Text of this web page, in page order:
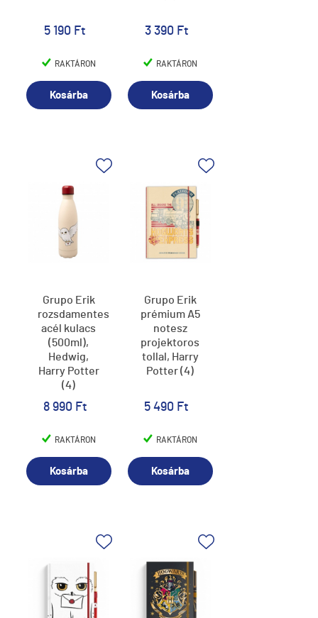
5 190 Ft
RAKTÁRON
Kosárba
3 390 Ft
RAKTÁRON
Kosárba
Grupo Erik
rozsdamentes
acél kulacs
(500ml),
Hedwig,
Harry Potter
(4)
8 990 Ft
RAKTÁRON
Kosárba
Grupo Erik
prémium A5
notesz
projektoros
tollal, Harry
Potter (4)
5 490 Ft
RAKTÁRON
Kosárba